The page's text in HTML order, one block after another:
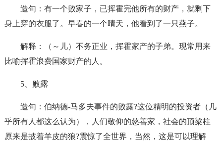
造句：有一个败家子，已挥霍完他所有的财产，就剩下
身上穿的衣服了。早春的一个晴天，他看到了一只燕子。
解释：（～儿）不务正业，挥霍家产的子弟。现常用来
比喻挥霍浪费国家财产的人。
5、败露
造句：伯纳德-马多夫事件的败露?这位精明的投资者（几
乎所有人都这么认为），人们敬仰的慈善家，社会的顶梁柱
原来是披着羊皮的狼?震惊了全世界，当然，这是可以理解